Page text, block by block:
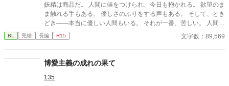
妖精は商品だ。 人間に値をつけられ、今日も抱かれる。 欲望のま
ま触れる手もある。 優しさのふりをする声もある。 そして、とき
どき――本当に優しい人間もいる。 それが一番、苦しい。 人間に
消費されることには慣れている。 傷つくことにも。 それでも恋を
してしまう。 抱かれなくてもいい。 選ばれなくてもいい。 ただ
る、 檻の中の妖精たちの切ないBL短編集。
BL 完結 長編 R15 文字数：89,569
博愛主義の成れの果て
135